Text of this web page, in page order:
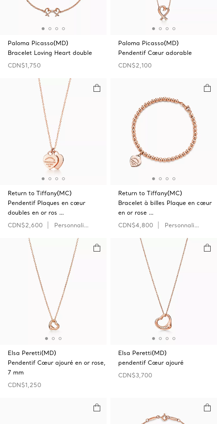
Paloma Picasso(MD)
Bracelet Loving Heart double
CDN$1,750
Paloma Picasso(MD)
Pendentif Cœur adorable
CDN$2,100
Return to Tiffany(MC)
Pendentif Plaques en cœur
doubles en or ros …
CDN$2,600
Personnaliser
Return to Tiffany(MC)
Bracelet à billes Plaque en cœur
en or rose …
CDN$4,800
Personnaliser
Elsa Peretti(MD)
Pendentif Cœur ajouré en or rose,
7 mm
CDN$1,250
Elsa Peretti(MD)
pendentif Cœur ajouré
CDN$3,700